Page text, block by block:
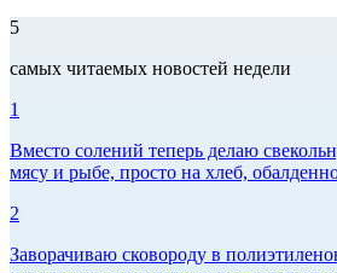
5
самых читаемых новостей недели
1
Вместо солений теперь делаю
мясу и рыбе, просто на хлеб,
2
Заворачиваю сковороду в